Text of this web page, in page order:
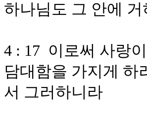
하나님도 그 안에
4 : 17 이로써 사랑
담대함을 가지게 하
서 그러하니라